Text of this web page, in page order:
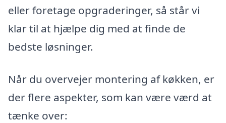
eller foretage opgraderinger, så står vi
klar til at hjælpe dig med at finde de
bedste løsninger.
Når du overvejer montering af køkken, er
der flere aspekter, som kan være værd at
tænke over: